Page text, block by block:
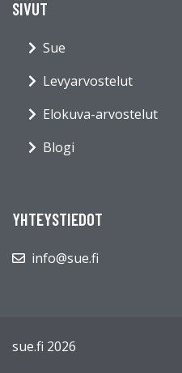
SIVUT
Sue
Levyarvostelut
Elokuva-arvostelut
Blogi
YHTEYSTIEDOT
info@sue.fi
sue.fi 2026